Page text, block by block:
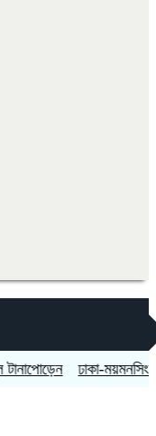
ঢাকা-ময়মনসিংহ রুটে